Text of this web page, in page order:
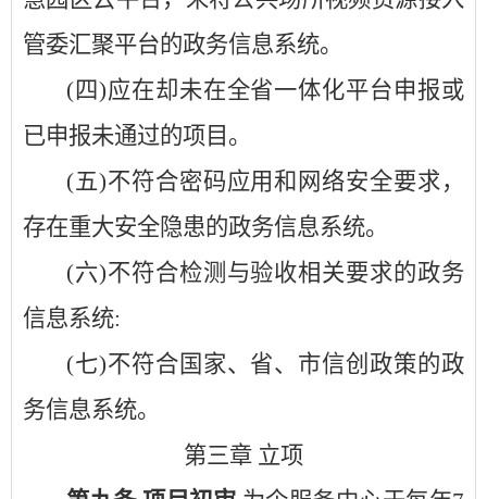
管委汇聚平台的政务信息系统。
(四)应在却未在全省一体化平台申报或
已申报未通过的项目。
(五)不符合密码应用和网络安全要求，
存在重大安全隐患的政务信息系统。
(六)不符合检测与验收相关要求的政务
信息系统:
(七)不符合国家、省、市信创政策的政
务信息系统。
第三章 立项